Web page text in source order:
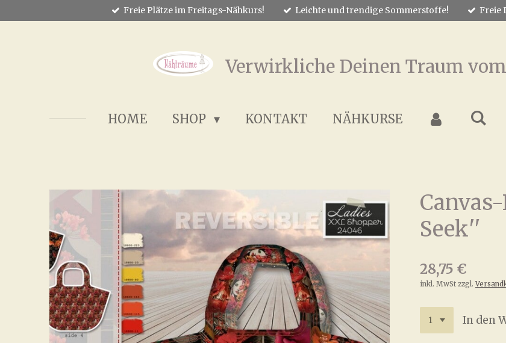
Hauptinhalt
Freie Plätze im Freitags-Nähkurs! Leichte und trendige Sommerstoffe! Freie
Verwirkliche Deinen Traum
HOME SHOP KONTAKT NÄHKURSE
Seek''
28,75 €
inkl. MwSt zzgl.
In den